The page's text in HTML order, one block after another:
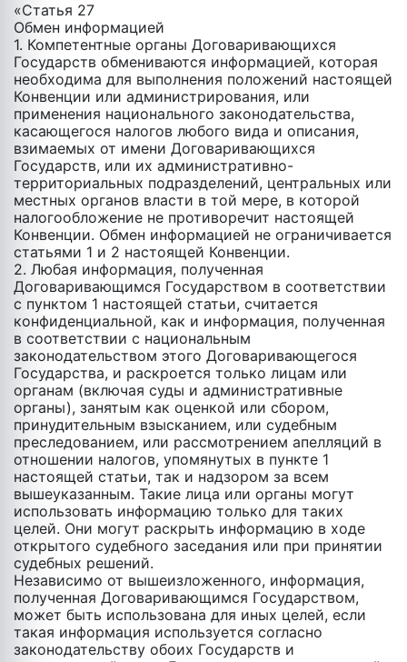
«Статья 27
Обмен информацией
1. Компетентные органы Договаривающихся
Государств обмениваются информацией, которая
необходима для выполнения положений настоящей
Конвенции или администрирования, или
применения национального законодательства,
касающегося налогов любого вида и описания,
взимаемых от имени Договаривающихся
Государств, или их административно-
территориальных подразделений, центральных или
местных органов власти в той мере, в которой
налогообложение не противоречит настоящей
Конвенции. Обмен информацией не ограничивается
статьями 1 и 2 настоящей Конвенции.
2. Любая информация, полученная
Договаривающимся Государством в соответствии
с пунктом 1 настоящей статьи, считается
конфиденциальной, как и информация, полученная
в соответствии c национальным
законодательством этого Договаривающегося
Государства, и раскроется только лицам или
органам (включая суды и административные
органы), занятым как оценкой или сбором,
принудительным взысканием, или судебным
преследованием, или рассмотрением апелляций в
отношении налогов, упомянутых в пункте 1
настоящей статьи, так и надзором за всем
вышеуказанным. Такие лица или органы могут
использовать информацию только для таких
целей. Они могут раскрыть информацию в ходе
открытого судебного заседания или при принятии
судебных решений.
Независимо от вышеизложенного, информация,
полученная Договаривающимся Государством,
может быть использована для иных целей, если
такая информация используется согласно
законодательству обоих Государств и